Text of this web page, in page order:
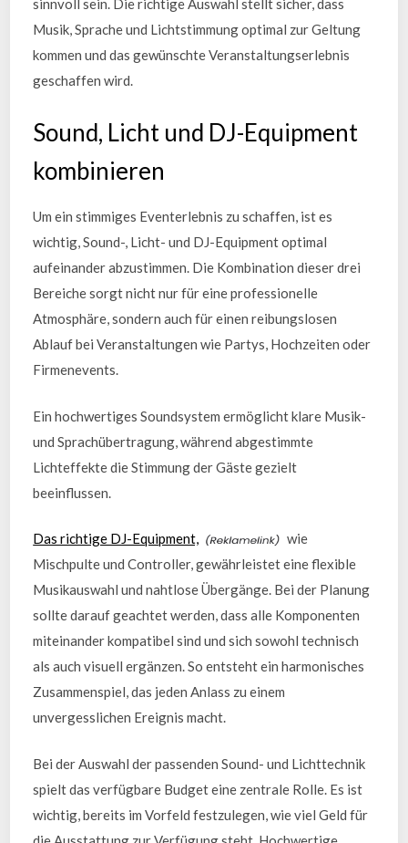
Musik, Sprache und Lichtstimmung optimal zur Geltung
kommen und das gewünschte Veranstaltungserlebnis
geschaffen wird.
Sound, Licht und DJ-Equipment
kombinieren
Um ein stimmiges Eventerlebnis zu schaffen, ist es
wichtig, Sound-, Licht- und DJ-Equipment optimal
aufeinander abzustimmen. Die Kombination dieser drei
Bereiche sorgt nicht nur für eine professionelle
Atmosphäre, sondern auch für einen reibungslosen
Ablauf bei Veranstaltungen wie Partys, Hochzeiten oder
Firmenevents.
Ein hochwertiges Soundsystem ermöglicht klare Musik-
und Sprachübertragung, während abgestimmte
Lichteffekte die Stimmung der Gäste gezielt
beeinflussen.
Das richtige DJ-Equipment,
wie
Mischpulte und Controller, gewährleistet eine flexible
Musikauswahl und nahtlose Übergänge. Bei der Planung
sollte darauf geachtet werden, dass alle Komponenten
miteinander kompatibel sind und sich sowohl technisch
als auch visuell ergänzen. So entsteht ein harmonisches
Zusammenspiel, das jeden Anlass zu einem
unvergesslichen Ereignis macht.
Bei der Auswahl der passenden Sound- und Lichttechnik
spielt das verfügbare Budget eine zentrale Rolle. Es ist
wichtig, bereits im Vorfeld festzulegen, wie viel Geld für